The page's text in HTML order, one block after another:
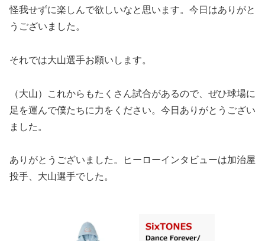
怪我せずに楽しんで欲しいなと思います。今日はありがと
うございました。
それでは大山選手お願いします。
（大山）これからもたくさん試合があるので、ぜひ球場に
足を運んで僕たちに力をください。今日ありがとうござい
ました。
ありがとうございました。ヒーローインタビューは加治屋
投手、大山選手でした。